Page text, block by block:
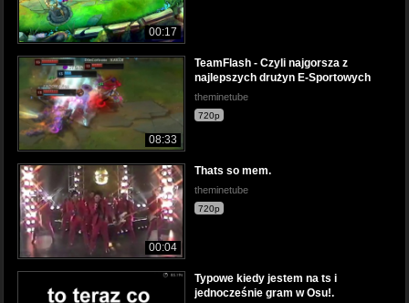
00:17
08:33
TeamFlash - Czyli najgorsza z
najlepszych drużyn E-Sportowych
theminetube
720p
00:04
Thats so mem.
theminetube
720p
Typowe kiedy jestem na ts i
jednocześnie gram w Osu!.